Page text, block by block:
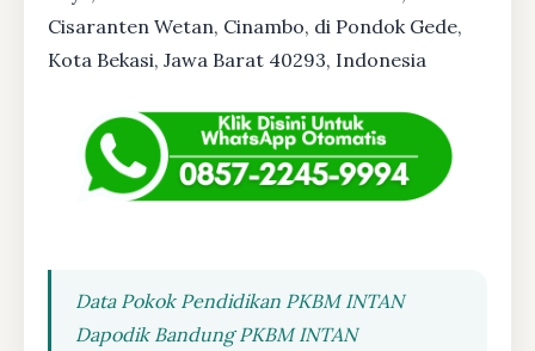
Cisaranten Wetan, Cinambo, di Pondok Gede,
Kota Bekasi, Jawa Barat 40293, Indonesia
Data Pokok Pendidikan PKBM INTAN
Dapodik Bandung PKBM INTAN